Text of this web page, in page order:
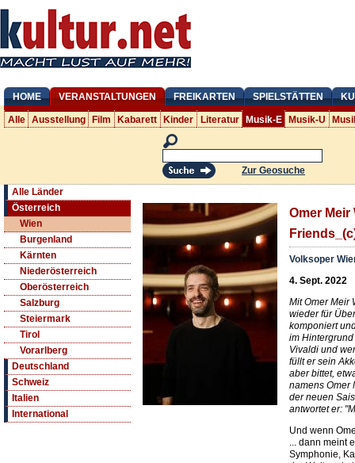
HOME VERANSTALTUNGEN FREIKARTEN SPIELSTÄTTEN
Alle Ausstellung Film Kabarett Kinder Literatur Musik-E Musik-U
Zur Geosuche
Alle Länder
Österreich
Wien
Burgenland
Kärnten
Niederösterreich
Oberösterreich
Salzburg
Steiermark
Tirol
Vorarlberg
Deutschland
Schweiz
Italien
International
Omer Meir
Volksoper
4. Sept. 2022
Mit Omer Meir
wieder für
komponiert
im
Vivaldi und
füllt er sein
aber bittet,
namens Omer
der neuen
antwortet er:
Und wenn
... dann meint
Symphonie,